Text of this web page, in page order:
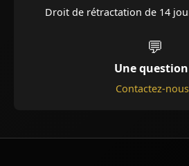
Droit de rétractation de 14
💬
Une question
Contactez-